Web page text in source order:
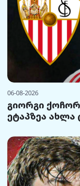
06-08-2026
გიორგი
ეტაპზეა